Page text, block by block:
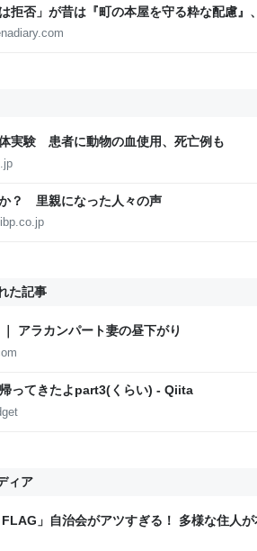
拒否」が昔は『町の本屋を守る粋な配慮』
うか？ - INVISIBLE Dojo. ーQUIET &
実験 患者に動物の血使用、死亡例も
？ 里親になった人々の声
た記事
アラカンパート妻の昼下がり
ってきたよpart3(くらい) - Qiita
ィア
」自治会がアツすぎる！ 多様な住人が
客や交通改善など“街の価値向上”戦略 東京